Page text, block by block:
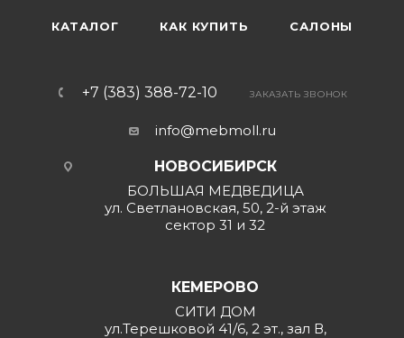
КАТАЛОГ КАК КУПИТЬ САЛОНЫ
+7 (383) 388-72-10 ЗАКАЗАТЬ ЗВОНОК
info@mebmoll.ru
НОВОСИБИРСК
БОЛЬШАЯ МЕДВЕДИЦА
ул. Светлановская, 50, 2-й этаж
сектор 31 и 32
КЕМЕРОВО
СИТИ ДОМ
ул.Терешковой 41/6, 2 эт., зал В,